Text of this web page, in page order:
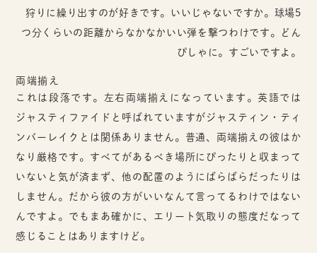
狩りに繰り出すのが好きです。いいじゃないですか。球場5
つ分くらいの距離からなかなかいい弾を撃つわけです。どん
ぴしゃに。すごいですよ。
両端揃え
これは段落です。左右両端揃えになっています。英語では
ジャスティファイドと呼ばれていますがジャスティン・ティ
ンバーレイクとは関係ありません。普通、両端揃えの彼はか
なり厳格です。すべてがあるべき場所にぴったりと収まって
いないと気が済まず、他の配置のようにばらばらだったりは
しません。だから彼の方がいいなんて言ってるわけではない
んですよ。でもまあ確かに、エリート気取りの態度だなって
感じることはありますけど。